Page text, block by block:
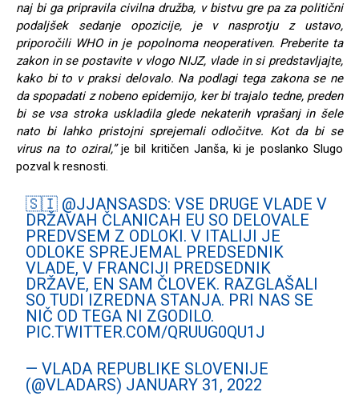
naj bi ga pripravila civilna družba, v bistvu gre pa za politični
podaljšek sedanje opozicije, je v nasprotju z ustavo,
priporočili WHO in je popolnoma neoperativen. Preberite ta
zakon in se postavite v vlogo NIJZ, vlade in si predstavljajte,
kako bi to v praksi delovalo. Na podlagi tega zakona se ne
da spopadati z nobeno epidemijo, ker bi trajalo tedne, preden
bi se vsa stroka uskladila glede nekaterih vprašanj in šele
nato bi lahko pristojni sprejemali odločitve. Kot da bi se
virus na to oziral,”je bil kritičen Janša, ki je poslanko Slugo
pozval k resnosti.
🇸🇮 @JJANSASDS: VSE DRUGE VLADE V
DRŽAVAH ČLANICAH EU SO DELOVALE
PREDVSEM Z ODLOKI. V ITALIJI JE
ODLOKE SPREJEMAL PREDSEDNIK
VLADE, V FRANCIJI PREDSEDNIK
DRŽAVE, EN SAM ČLOVEK. RAZGLAŠALI
SO TUDI IZREDNA STANJA. PRI NAS SE
NIČ OD TEGA NI ZGODILO.
PIC.TWITTER.COM/QRUUG0QU1J
— VLADA REPUBLIKE SLOVENIJE
(@VLADARS) JANUARY 31, 2022